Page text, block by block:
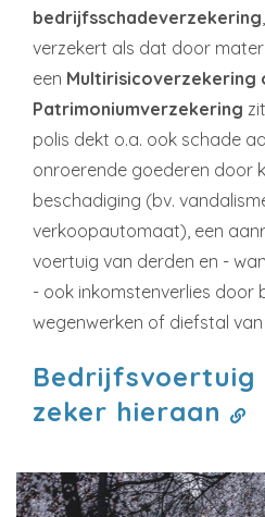
bedrijfsschadeverzekering
verzekert als dat door
een Multirisicoverzekering
Patrimoniumverzekering
polis dekt o.a. ook schade
onroerende goederen door
beschadiging (bv.
verkoopautomaat), een
voertuig van derden en -
- ook inkomstenverlies door
wegenwerken of diefstal
Bedrijfsvoertuig
zeker hieraan